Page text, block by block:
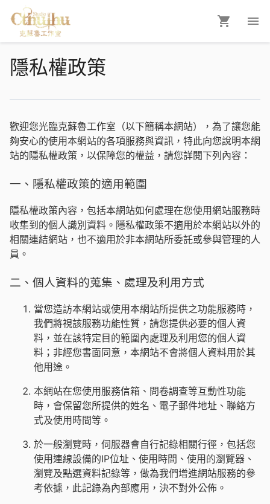
隱私權政策
歡迎您光臨克蘇魯工作室 （以下簡稱本網站），為了讓您能
夠安心的使用本網站的各項服務與資訊，特此向您說明本網
站的隱私權政策，以保障您的權益，請您詳閱下列內容：
一、隱私權政策的適用範圍
隱私權政策內容，包括本網站如何處理在您使用網站服務時
收集到的個人識別資料。隱私權政策不適用於本網站以外的
相關連結網站，也不適用於非本網站所委託或參與管理的人
員。
二、個人資料的蒐集、處理及利用方式
當您造訪本網站或使用本網站所提供之功能服務時，
我們將視該服務功能性質，請您提供必要的個人資
料，並在該特定目的範圍內處理及利用您的個人資
料；非經您書面同意，本網站不會將個人資料用於其
他用途。
本網站在您使用服務信箱、問卷調查等互動性功能
時，會保留您所提供的姓名、電子郵件地址、聯絡方
式及使用時間等。
於一般瀏覽時，伺服器會自行記錄相關行徑，包括您
使用連線設備的IP位址、使用時間、使用的瀏覽器、
瀏覽及點選資料記錄等，做為我們增進網站服務的參
考依據，此記錄為內部應用，決不對外公佈。